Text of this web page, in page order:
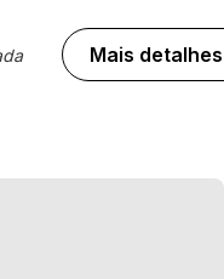
Mais detalhes